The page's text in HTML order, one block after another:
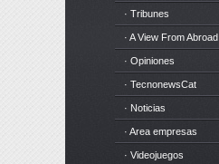
· Tribunes
· A View From Abroad
· Opiniones
· TecnonewsCat
· Noticias
· Area empresas
· Videojuegos